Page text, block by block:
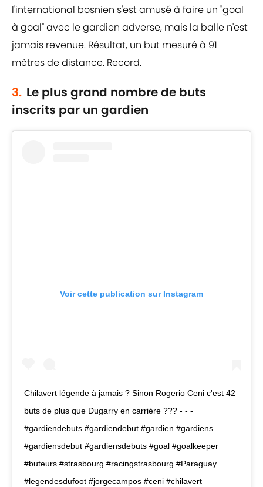
l'international bosnien s'est amusé à faire un "goal
à goal" avec le gardien adverse, mais la balle n'est
jamais revenue. Résultat, un but mesuré à 91
mètres de distance. Record.
3. Le plus grand nombre de buts
inscrits par un gardien
Voir cette publication sur Instagram
Chilavert légende à jamais ? Sinon Rogerio Ceni c'est 42
buts de plus que Dugarry en carrière ??? - - -
#gardiendebuts #gardiendebut #gardien #gardiens
#gardiensdebut #gardiensdebuts #goal #goalkeeper
#buteurs #strasbourg #racingstrasbourg #Paraguay
#legendesdufoot #jorgecampos #ceni #chilavert